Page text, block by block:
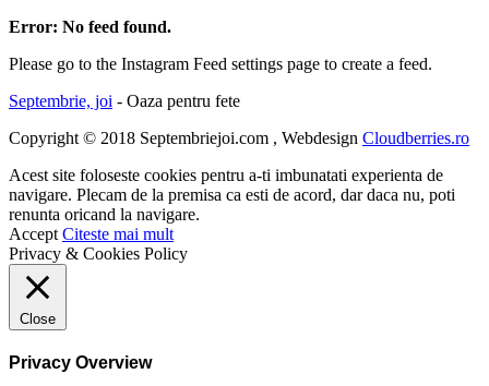
Error: No feed found.
Please go to the Instagram Feed settings page to create a feed.
Septembrie, joi - Oaza pentru fete
Copyright © 2018 Septembriejoi.com , Webdesign Cloudberries.ro
Acest site foloseste cookies pentru a-ti imbunatati experienta de
navigare. Plecam de la premisa ca esti de acord, dar daca nu, poti
renunta oricand la navigare.
Accept Citeste mai mult
Privacy & Cookies Policy
Close
Privacy Overview